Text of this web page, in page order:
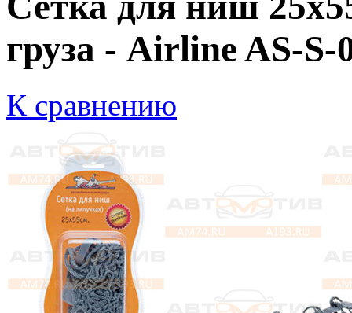
груза - Airline AS-S-
К сравнению